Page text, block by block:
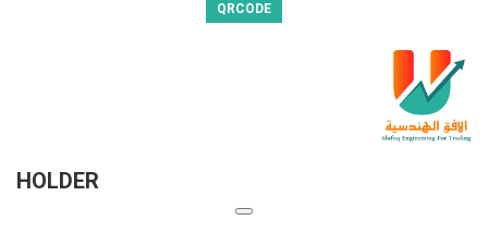
QRCODE
HOLDER